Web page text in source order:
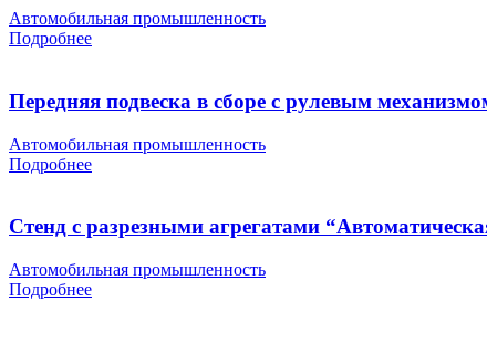
Автомобильная промышленность
Подробнее
Передняя подвеска в сборе с рулевым
Автомобильная промышленность
Подробнее
Стенд с разрезными агрегатами
Автомобильная промышленность
Подробнее